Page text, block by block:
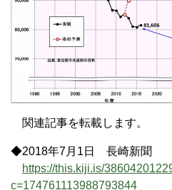
関連記事を転載します。
◆2018年7月1日 長崎新聞
https://this.kiji.is/
c=174761113988793844